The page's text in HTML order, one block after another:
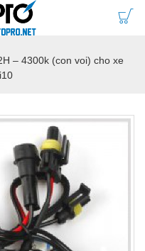
– 4300k (con voi) cho xe